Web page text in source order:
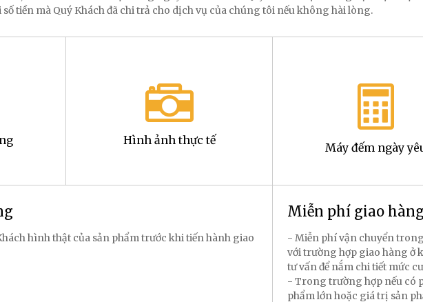
số tiền mà Quý Khách đã chi trả cho dịch vụ của chúng tôi nếu không hài lòng.
Hình ảnh thực tế
Máy đếm ngày
hình thật của sản phẩm trước khi tiến hành giao
Miễn phí giao hàng
- Miễn phí vận chuyển
với trường hợp giao hàng ở
tư vấn để nắm chi tiết mức
- Trong trường hợp nếu có
phẩm lớn hoặc giá trị sản